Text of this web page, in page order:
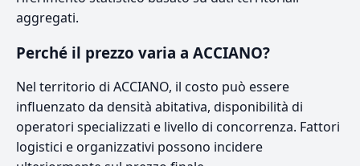
aggregati.
Perché il prezzo varia a ACCIANO?
Nel territorio di ACCIANO, il costo può essere
influenzato da densità abitativa, disponibilità di
operatori specializzati e livello di concorrenza. Fattori
logistici e organizzativi possono incidere